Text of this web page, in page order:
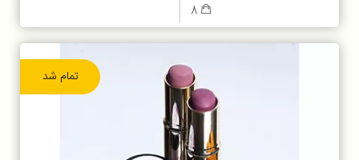
8
تمام شد